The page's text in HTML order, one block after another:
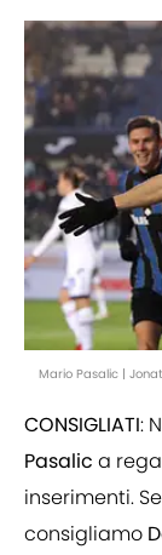
Mario Pasalic |
CONSIGLIATI:
Pasalic a
inserimenti.
consigliamo